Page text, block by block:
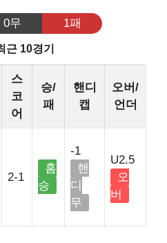
0무 1패
근 10경기
스
코
어
승/
패
핸디
캡
오버/
언더
2-1
홈
승
-1
핸
디
무
U2.5
오
버